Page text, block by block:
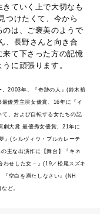
ていく上で大切なも
つけたくて、今から
は、ご褒美のようで
、長野さんと向き合
来て下さった方の記憶
に頑張ります。
。2003年、『奇跡の人』(鈴木裕
優秀主演女優賞、16年に『イ
、および自転する女たちの記
劇大賞 最優秀女優賞、21年に
』(シルヴィウ・プルカレーテ
主な出演作に【舞台】『キネ
わせした女－』(19／松尾スズキ
空白を満たしなさい』(NH
ど。